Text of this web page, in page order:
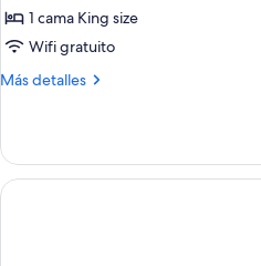
1 cama King size
Wifi gratuito
Más detalles
Más